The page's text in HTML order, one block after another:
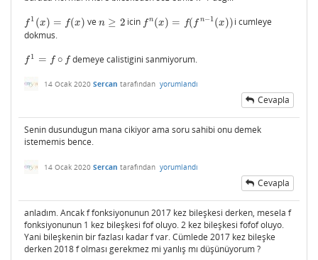
f 1 (x) = f(x)
f1(x)=f x) ven ≥ 2
n≥2 icin f n (x) = f( f n−1 (x))
fn(x)=f( fn− 1(x))
i cumleye
dokmus.
f 1 = f ∘ f
f1= f∘f demeye calistigini sanmiyorum.
14 Ocak 2020 Sercan tarafından yorumlandı
Cevapla
Senin dusundugun mana cikiyor ama soru sahibi onu demek
istememis bence.
14 Ocak 2020 Sercan tarafından yorumlandı
Cevapla
anladım. Ancak f fonksiyonunun 2017 kez bileşkesi derken, mesela f
fonksiyonunun 1 kez bileşkesi fof oluyo. 2 kez bileşkesi fofof oluyo.
Yani bileşkenin bir fazlası kadar f var. Cümlede 2017 kez bileşke
derken 2018 f olması gerekmez mi yanlış mı düşünüyorum ?